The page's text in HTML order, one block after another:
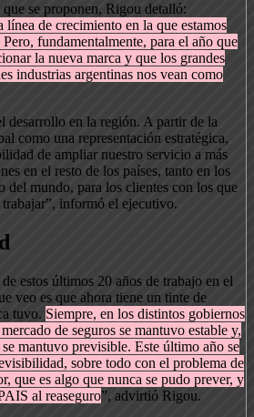
se proponen, Rigou detalló:
línea de crecimiento en la que estamos
fundamentalmente, para el año que
la nueva marca y que los grandes
industrias argentinas nos vean como
desarrollo en la región. A partir de la
como una representación estratégica,
de ampliar nuestro servicio a más
en el resto de los países, tanto en los
del mundo, para los clientes con los que
trabajar”, informó el ejecutivo.
estos últimos 20 años de trabajo en el
veo es que ahora tiene un tinte de
tuvo. Siempre, en los distintos gobiernos
de seguros se mantuvo estable y,
mantuvo previsible. Este último año se
sobre todo con el problema de
que es algo que nunca se pudo prever, y
al reaseguro”, advirtió Rigou.